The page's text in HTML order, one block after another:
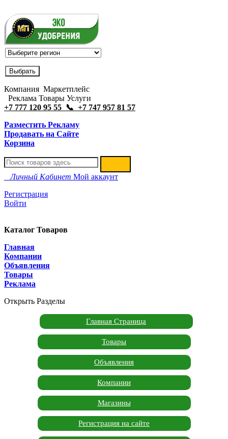
Компания Маркетплейс
Реклама Товары Услуги
+7 777 120 95 55 📞 +7 747 957 81 57
Разместить Рекламу
Продавать на Сайте
Корзина
Личный Кабинет Мой аккаунт
Регистрация
Войти
Каталог Товаров
Главная
Компании
Объявления
Товары
Реклама
Открыть Разделы
Главная Страница
Товары
Объявления
Компании
Магазины
Регистрация на сайте